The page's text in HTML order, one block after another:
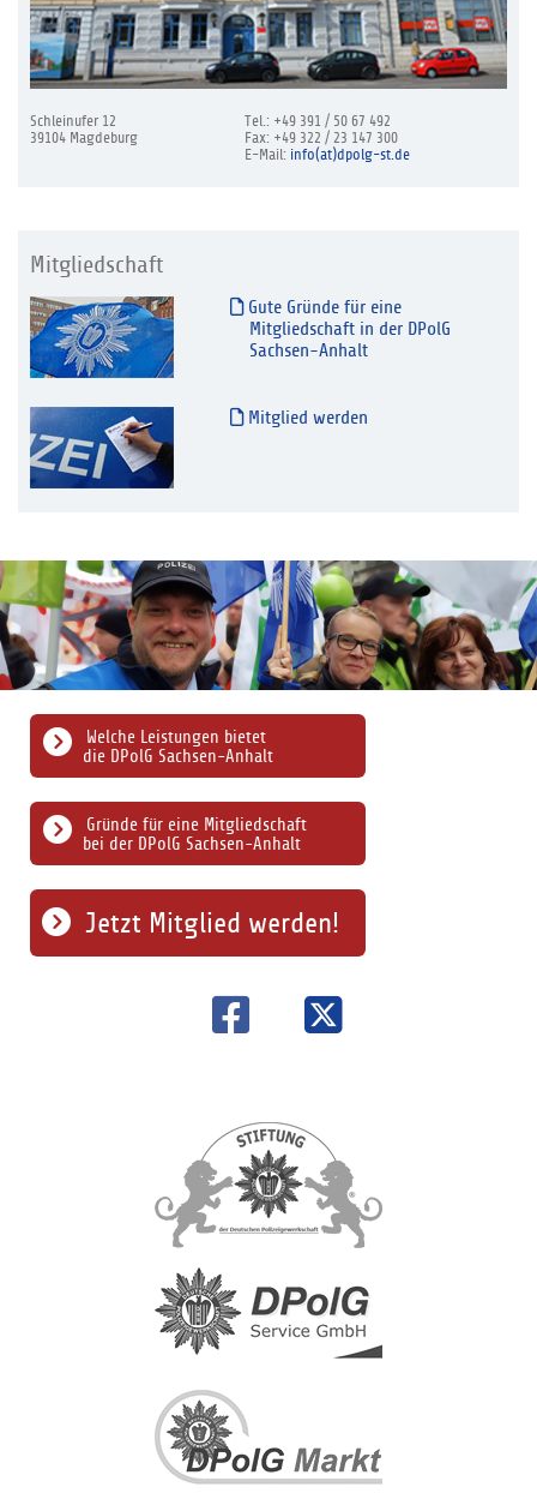
Schleinufer 12
39104 Magdeburg
Tel.: +49 391 / 50 67 492
Fax: +49 322 / 23 147 300
E-Mail: info(at)dpolg-st.de
Mitgliedschaft
Gute Gründe für eine
Mitgliedschaft in der DPolG
Sachsen-Anhalt
Mitglied werden
Gründe für eine Mitgliedschaft
bei der DPolG Sachsen-Anhalt
Welche Leistungen bietet
die DPolG Sachsen-Anhalt
Jetzt Mitglied werden!